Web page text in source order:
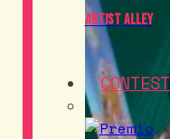
Artist Alley
CONTEST